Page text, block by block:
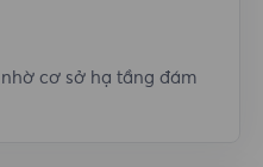
cơ sở hạ tầng đám